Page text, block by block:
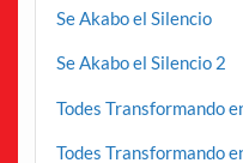
Se Akabo el Silencio
Se Akabo el Silencio 2
Todes Transformando
Todes Transformando